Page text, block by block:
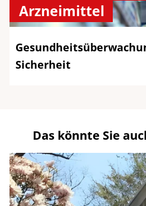
Arzneimittel
Sicherheit
Das könnte Sie